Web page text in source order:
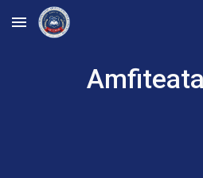
Skip to main content